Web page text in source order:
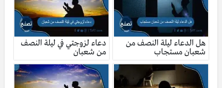
هل الدعاء ليلة النصف من
شعبان مستجاب
دعاء لزوجتي في ليلة النصف
من شعبان